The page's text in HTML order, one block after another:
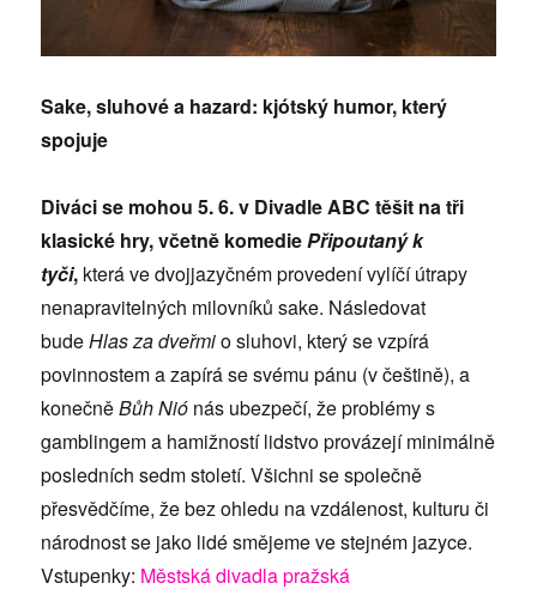
Sake, sluhové a hazard: kjótský humor, který
spojuje
Diváci se mohou 5. 6. v Divadle ABC těšit na tři
klasické hry, včetně komediePřipoutaný k
tyči, která ve dvojjazyčném provedení vylíčí útrapy
nenapravitelných milovníků sake. Následovat
budeHlas za dveřmio sluhovi, který se vzpírá
povinnostem a zapírá se svému pánu (v češtině), a
konečněBůh Nió nás ubezpečí, že problémy s
gamblingem a hamižností lidstvo provázejí minimálně
posledních sedm století. Všichni se společně
přesvědčíme, že bez ohledu na vzdálenost, kulturu či
národnost se jako lidé smějeme ve stejném jazyce.
Vstupenky: Městská divadla pražská